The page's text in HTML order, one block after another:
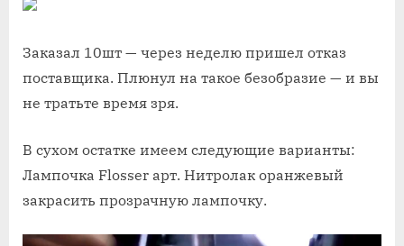
Заказал 10шт — через неделю пришел отказ
поставщика. Плюнул на такое безобразие — и вы
не тратьте время зря.
В сухом остатке имеем следующие варианты:
Лампочка Flosser арт. Нитролак оранжевый
закрасить прозрачную лампочку.